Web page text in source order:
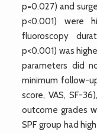
p=0.027) and
p<0.001) were
fluoroscopy
p<0.001) was
parameters did
minimum follow-
score, VAS, SF-
outcome grades
SPF group had